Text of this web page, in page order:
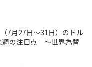
7月27日～31日）のドル
週の注目点 ～世界為替